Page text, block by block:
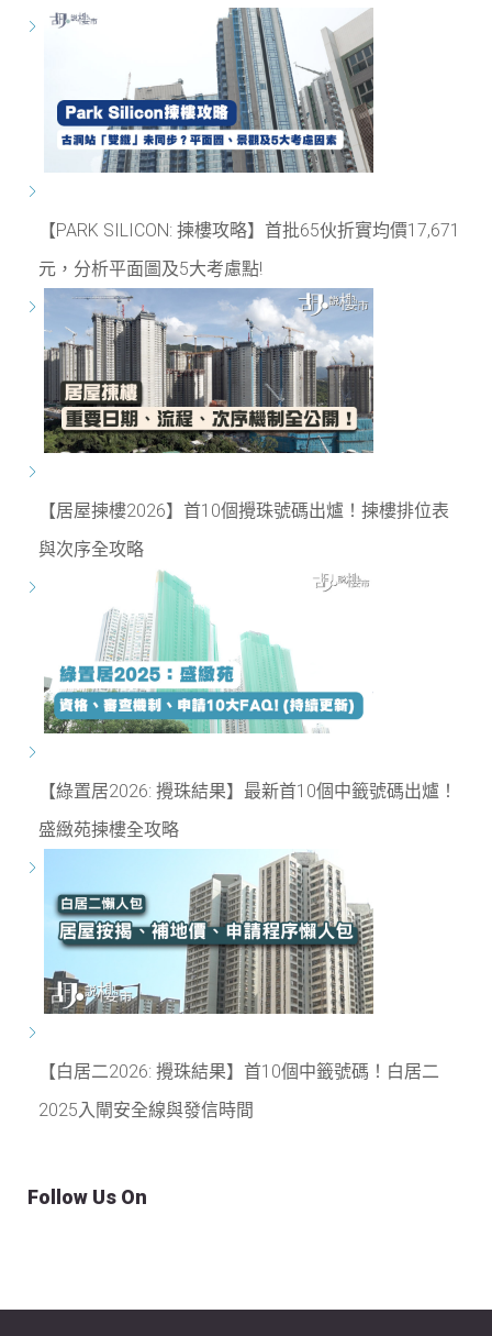
【PARK SILICON: 揀樓攻略】首批65伙折實均價17,671
元，分析平面圖及5大考慮點!
【居屋揀樓2026】首10個攪珠號碼出爐！揀樓排位表
與次序全攻略
【綠置居2026: 攪珠結果】最新首10個中籤號碼出爐！
盛緻苑揀樓全攻略
【白居二2026: 攪珠結果】首10個中籤號碼！白居二
2025入閘安全線與發信時間
Follow Us On